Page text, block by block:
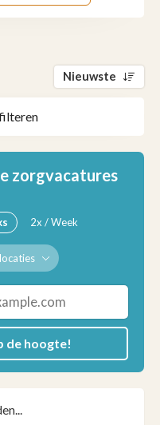
Nieuwste
zorgvacatures
2x / Week
de hoogte!